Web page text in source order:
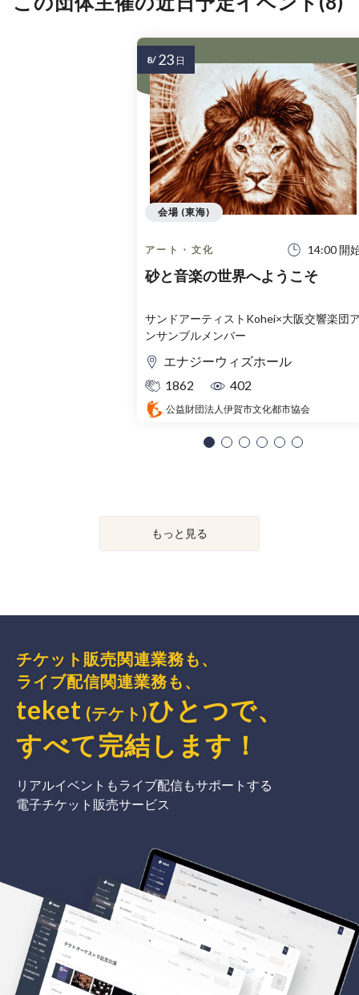
アート・文化 14:00 開
砂と音楽の世界へようこそ
サンドアーティストKohei×大阪交響楽団
ンサンブルメンバー
エナジーウィズホール
1862
402
公益財団法人伊賀市文化都市協会
会場 (東海)
8/ 23 日
もっと見る
チケット販売関連業務も、
ライブ配信関連業務も、
teket (テケト)ひとつで、
すべて完結 します ！
リアルイベントもライブ配信もサポートする
電子チケット販売サービス